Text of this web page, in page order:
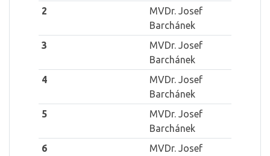
2
MVDr. Josef
Barchánek
3
MVDr. Josef
Barchánek
4
MVDr. Josef
Barchánek
5
MVDr. Josef
Barchánek
6
MVDr. Josef